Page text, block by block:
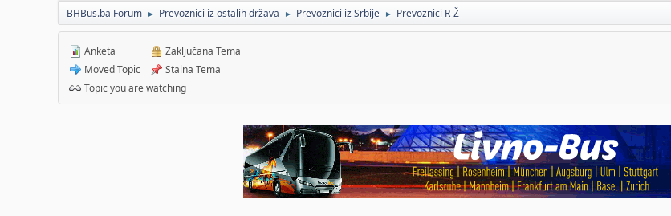
BHBus.ba Forum ► Prevoznici iz ostalih država ► Prevoznici iz Srbije ► Prevoznici R-Ž
Anketa
Moved Topic
Zaključana Tema
Stalna Tema
Topic you are watching